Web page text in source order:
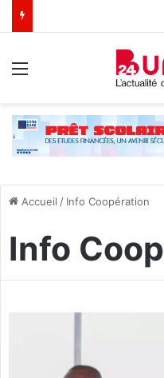
Accueil / Info Coopération
Info